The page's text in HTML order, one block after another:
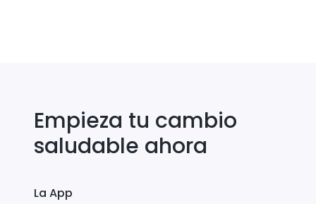
Empieza tu cambio
saludable ahora
La App